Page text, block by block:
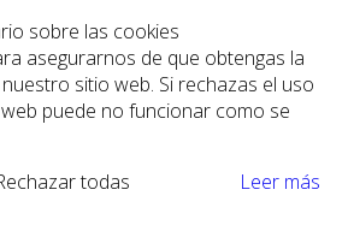
sobre las cookies
asegurarnos de que obtengas la
sitio web. Si rechazas el uso
puede no funcionar como se
todas
Leer más